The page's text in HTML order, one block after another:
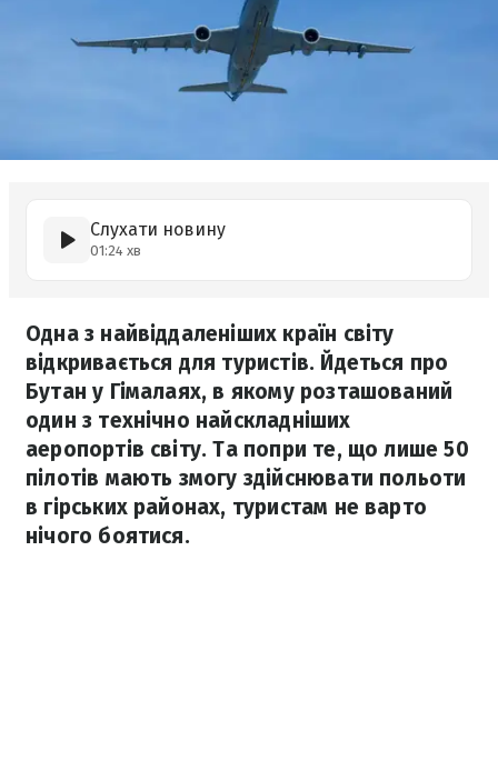
Слухати новину
01:24 хв
Одна з найвіддаленіших країн світу
відкривається для туристів. Йдеться про
Бутан у Гімалаях, в якому розташований
один з технічно найскладніших
аеропортів світу. Та попри те, що лише 50
пілотів мають змогу здійснювати польоти
в гірських районах, туристам не варто
нічого боятися.